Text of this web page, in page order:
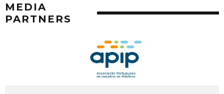
MEDIA
PARTNERS